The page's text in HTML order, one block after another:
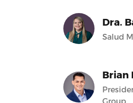
Dra.
Salud
Brian
Group